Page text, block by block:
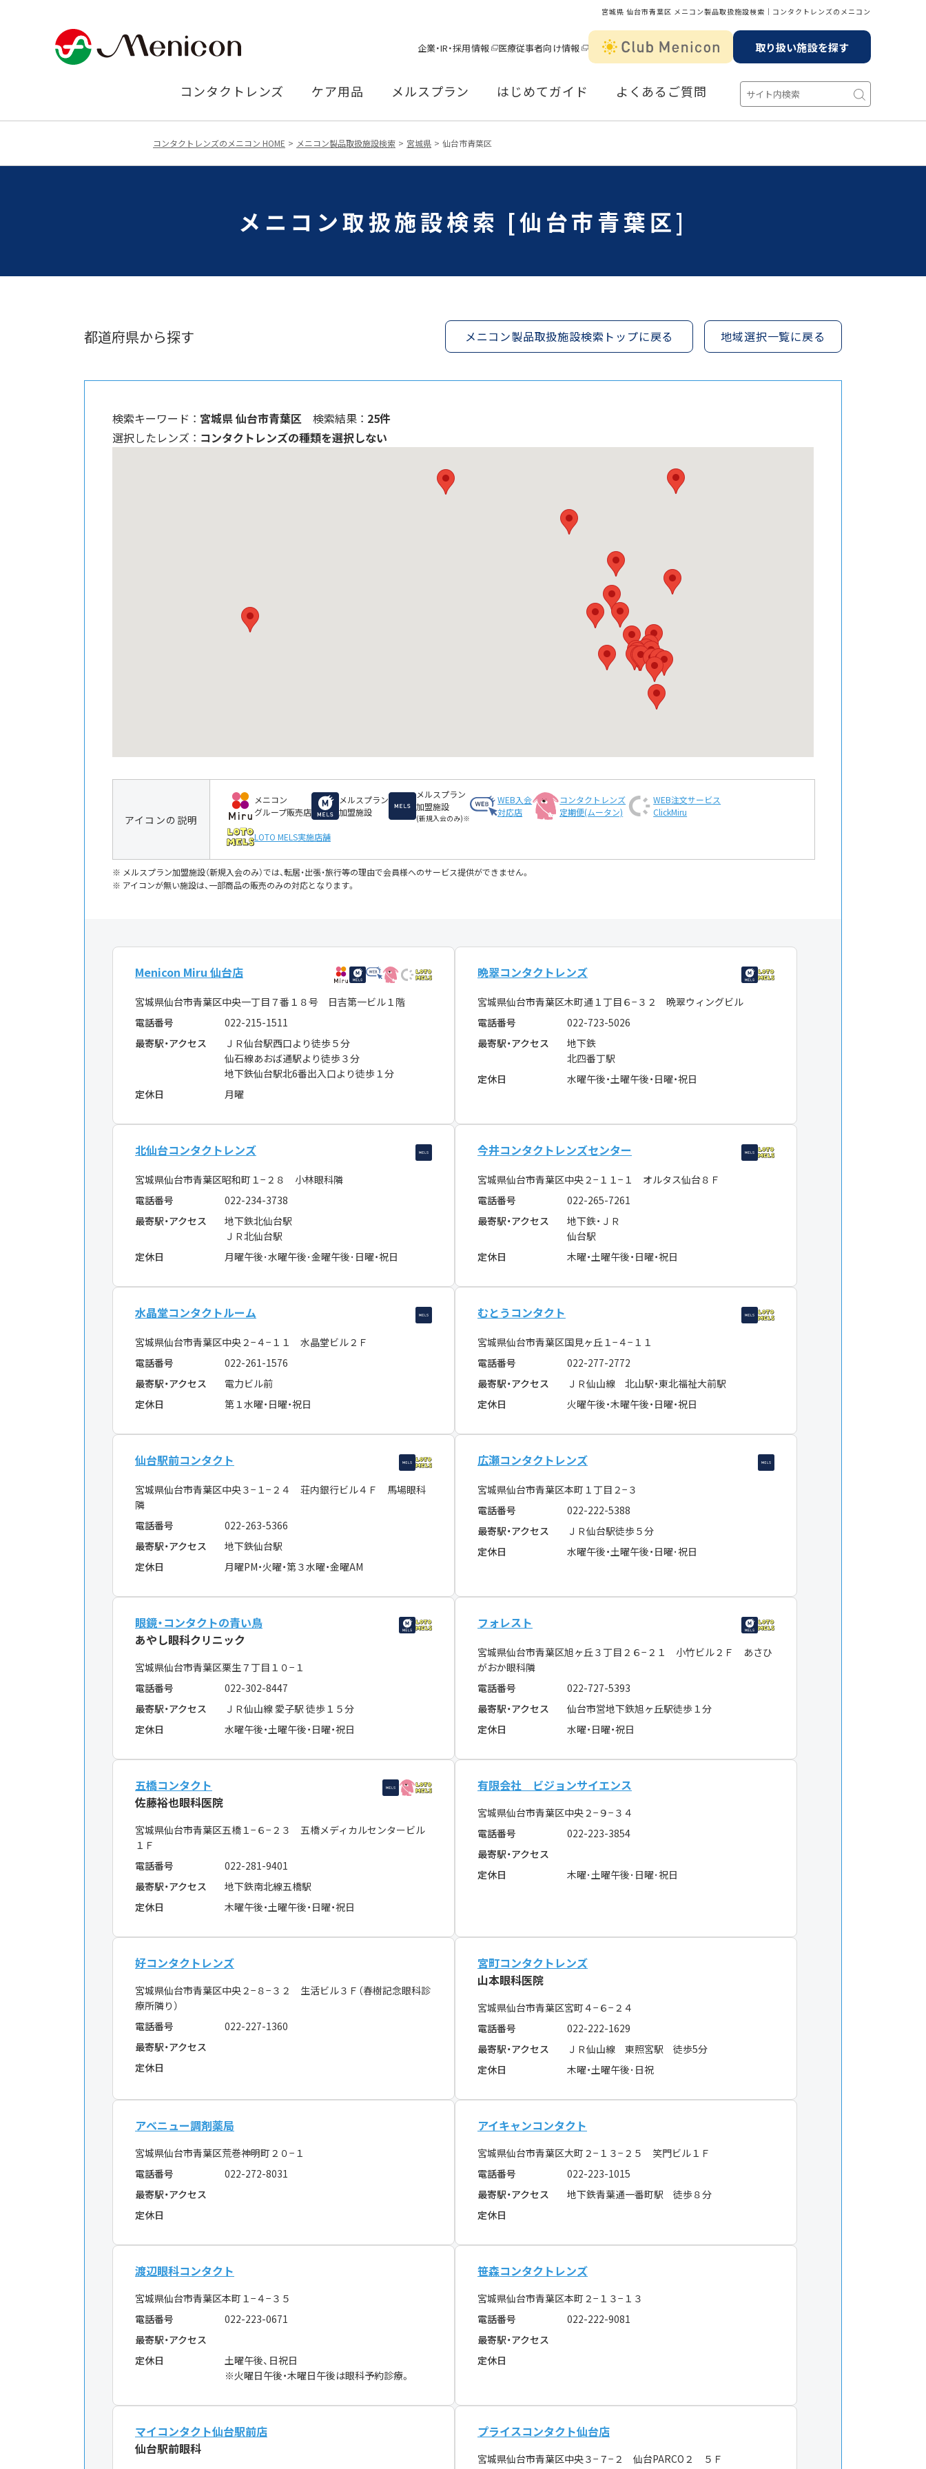
宮城県 仙台市青葉区 メニコン製品取扱施設検索│コンタクトレンズのメニコン
企業・IR・採用情報 医療従事者向け情報 取り扱い施設を探す
コンタクトレンズ ケア用品 メルスプラン はじめてガイド よくあるご質問
コンタクトレンズのメニコン HOME メニコン製品取扱施設検索 宮城県 仙台市青葉区
メニコン取扱施設検索 [仙台市青葉区]
都道府県から探す メニコン製品取扱施設検索トップに戻る 地域選択一覧に戻る
検索キーワード ： 宮城県 仙台市青葉区 検索結果 ： 25件
選択したレンズ ： コンタクトレンズの種類を選択しない
アイコンの説明
メニコン
グループ販売店
メルスプラン
加盟施設
メルスプラン
加盟施設
(新規入会のみ)※
WEB入会
対応店
コンタクトレンズ
定期便(ムータン)
WEB注文サービス
ClickMiru
LOTO MELS実施店舗
メルスプラン加盟施設（新規入会のみ）では、転居・出張・旅行等の理由で会員様へのサービス提供ができません。
アイコンが無い施設は、一部商品の販売のみの対応となります。
Menicon Miru 仙台店
宮城県仙台市青葉区中央一丁目７番１８号 日吉第一ビル１階
電話番号
022-215-1511
最寄駅・アクセス
ＪＲ仙台駅西口より徒歩５分
仙石線あおば通駅より徒歩３分
地下鉄仙台駅北6番出入口より徒歩１分
定休日
月曜
晩翠コンタクトレンズ
宮城県仙台市青葉区木町通１丁目６−３２ 晩翠ウィングビル
電話番号
022-723-5026
最寄駅・アクセス
地下鉄
北四番丁駅
定休日
水曜午後・土曜午後・日曜・祝日
北仙台コンタクトレンズ
宮城県仙台市青葉区昭和町１−２８ 小林眼科隣
電話番号
022-234-3738
最寄駅・アクセス
地下鉄北仙台駅
ＪＲ北仙台駅
定休日
月曜午後･水曜午後･金曜午後･日曜・祝日
今井コンタクトレンズセンター
宮城県仙台市青葉区中央２−１１−１ オルタス仙台８Ｆ
電話番号
022-265-7261
最寄駅・アクセス
地下鉄・ＪＲ
仙台駅
定休日
木曜・土曜午後・日曜・祝日
水晶堂コンタクトルーム
宮城県仙台市青葉区中央２−４−１１ 水晶堂ビル２Ｆ
電話番号
022-261-1576
最寄駅・アクセス
電力ビル前
定休日
第１水曜・日曜・祝日
むとうコンタクト
宮城県仙台市青葉区国見ヶ丘１−４−１１
電話番号
022-277-2772
最寄駅・アクセス
ＪＲ仙山線 北山駅・東北福祉大前駅
定休日
火曜午後・木曜午後・日曜・祝日
仙台駅前コンタクト
宮城県仙台市青葉区中央３−１−２４ 荘内銀行ビル４Ｆ 馬場眼科
隣
電話番号
022-263-5366
最寄駅・アクセス
地下鉄仙台駅
定休日
月曜PM・火曜・第３水曜・金曜AM
広瀬コンタクトレンズ
宮城県仙台市青葉区本町１丁目２−３
電話番号
022-222-5388
最寄駅・アクセス
ＪＲ仙台駅徒歩５分
定休日
水曜午後・土曜午後・日曜･祝日
眼鏡・コンタクトの青い鳥
あやし眼科クリニック
宮城県仙台市青葉区栗生７丁目１０−１
電話番号
022-302-8447
最寄駅・アクセス
ＪＲ仙山線 愛子駅 徒歩１５分
定休日
水曜午後・土曜午後・日曜・祝日
フォレスト
宮城県仙台市青葉区旭ヶ丘３丁目２６−２１ 小竹ビル２Ｆ あさひ
がおか眼科隣
電話番号
022-727-5393
最寄駅・アクセス
仙台市営地下鉄旭ヶ丘駅徒歩１分
定休日
水曜・日曜・祝日
五橋コンタクト
佐藤裕也眼科医院
宮城県仙台市青葉区五橋１−６−２３ 五橋メディカルセンタービル
１Ｆ
電話番号
022-281-9401
最寄駅・アクセス
地下鉄南北線五橋駅
定休日
木曜午後・土曜午後・日曜・祝日
有限会社 ビジョンサイエンス
宮城県仙台市青葉区中央２−９−３４
電話番号
022-223-3854
最寄駅・アクセス
定休日
木曜･土曜午後･日曜･祝日
好コンタクトレンズ
宮城県仙台市青葉区中央２−８−３２ 生活ビル３Ｆ（春樹記念眼科診
療所隣り）
電話番号
022-227-1360
最寄駅・アクセス
定休日
宮町コンタクトレンズ
山本眼科医院
宮城県仙台市青葉区宮町４−６−２４
電話番号
022-222-1629
最寄駅・アクセス
ＪＲ仙山線 東照宮駅 徒歩5分
定休日
木曜・土曜午後･日祝
アベニュー調剤薬局
宮城県仙台市青葉区荒巻神明町２０−１
電話番号
022-272-8031
最寄駅・アクセス
定休日
アイキャンコンタクト
宮城県仙台市青葉区大町２−１３−２５ 笑門ビル１Ｆ
電話番号
022-223-1015
最寄駅・アクセス
地下鉄青葉通一番町駅 徒歩８分
定休日
渡辺眼科コンタクト
宮城県仙台市青葉区本町１−４−３５
電話番号
022-223-0671
最寄駅・アクセス
定休日
土曜午後、日祝日
※火曜日午後・木曜日午後は眼科予約診療。
笹森コンタクトレンズ
宮城県仙台市青葉区本町２−１３−１３
電話番号
022-222-9081
最寄駅・アクセス
定休日
マイコンタクト仙台駅前店
仙台駅前眼科
プライスコンタクト仙台店
宮城県仙台市青葉区中央３−７−２ 仙台PARCO２ ５Ｆ